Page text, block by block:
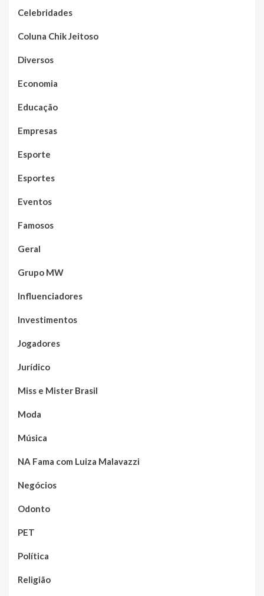
Celebridades
Coluna Chik Jeitoso
Diversos
Economia
Educação
Empresas
Esporte
Esportes
Eventos
Famosos
Geral
Grupo MW
Influenciadores
Investimentos
Jogadores
Jurídico
Miss e Mister Brasil
Moda
Música
NA Fama com Luiza Malavazzi
Negócios
Odonto
PET
Política
Religião